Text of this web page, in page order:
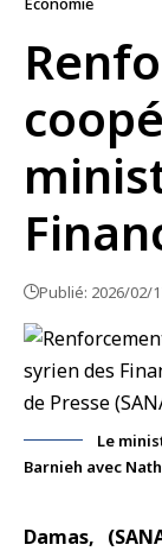
Publié: 2026/02/
Le
Barnieh avec
Damas,